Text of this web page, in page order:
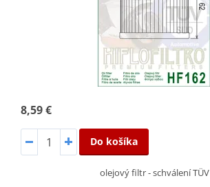
8,59 €
Do košíka
olejový filtr - schválení TÜV